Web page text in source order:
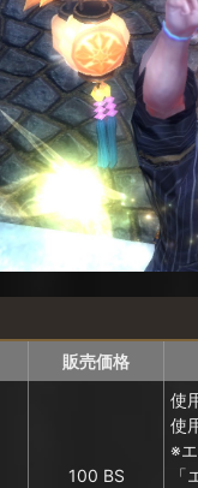
販売価格
100 BS
使
使
※